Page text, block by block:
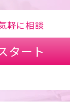
軽に相談
タート